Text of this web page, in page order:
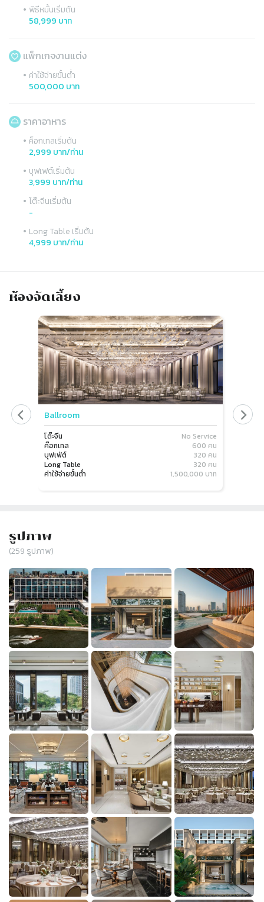
• พิธีหมั้นเริ่มต้น
58,999 บาท
แพ็กเกจงานแต่ง
• ค่าใช้จ่ายขั้นต่ำ
500,000 บาท
ราคาอาหาร
• ค็อกเทลเริ่มต้น
2,999 บาท/ท่าน
• บุฟเฟต์เริ่มต้น
3,999 บาท/ท่าน
• โต๊ะจีนเริ่มต้น
-
• Long Table เริ่มต้น
4,999 บาท/ท่าน
ห้องจัดเลี้ยง
Slide 1 of 3
Ballroom
โต๊ะจีน
No Service
ค๊อกเทล
600 คน
บุฟเฟ่ต์
320 คน
Long Table
320 คน
ค่าใช้จ่ายขั้นต่ำ
1,500,000 บาท
รูปภาพ
(259 รูปภาพ)